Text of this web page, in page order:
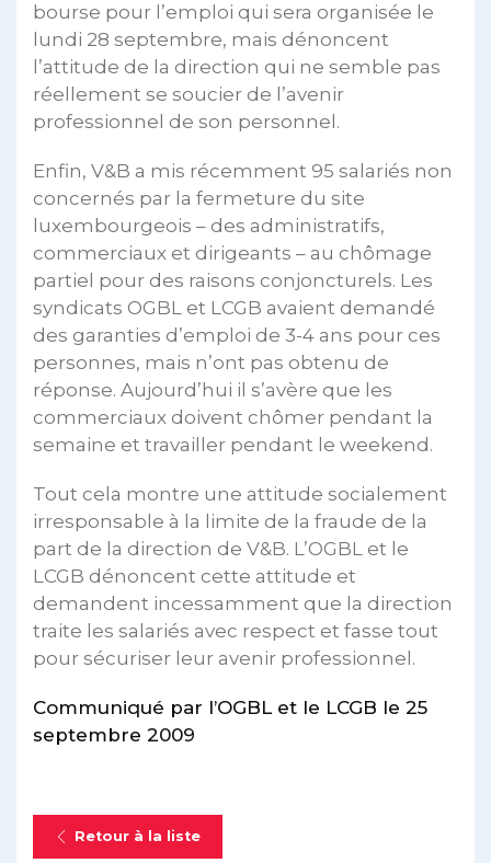
bourse pour l’emploi qui sera organisée le
lundi 28 septembre, mais dénoncent
l’attitude de la direction qui ne semble pas
réellement se soucier de l’avenir
professionnel de son personnel.
Enfin, V&B a mis récemment 95 salariés non
concernés par la fermeture du site
luxembourgeois – des administratifs,
commerciaux et dirigeants – au chômage
partiel pour des raisons conjoncturels. Les
syndicats OGBL et LCGB avaient demandé
des garanties d’emploi de 3-4 ans pour ces
personnes, mais n’ont pas obtenu de
réponse. Aujourd’hui il s’avère que les
commerciaux doivent chômer pendant la
semaine et travailler pendant le weekend.
Tout cela montre une attitude socialement
irresponsable à la limite de la fraude de la
part de la direction de V&B. L’OGBL et le
LCGB dénoncent cette attitude et
demandent incessamment que la direction
traite les salariés avec respect et fasse tout
pour sécuriser leur avenir professionnel.
Communiqué par l’OGBL et le LCGB le 25
septembre 2009
Retour à la liste